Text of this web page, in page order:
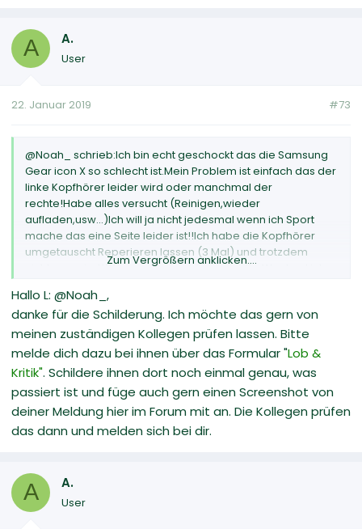
A A.
User
22. Januar 2019 #73
@Noah_ schrieb:Ich bin echt geschockt das die Samsung
Gear icon X so schlecht ist.Mein Problem ist einfach das der
linke Kopfhörer leider wird oder manchmal der
rechte!Habe alles versucht (Reinigen,wieder
aufladen,usw...)Ich will ja nicht jedesmal wenn ich Sport
mache das eine Seite leider ist!!Ich habe die Kopfhörer
umgetauscht Reperieren lassen (3 Mal) und trotzdem
nichts passiert!(Wenn es keine Lösung gibt's, Wechsel ich
Zum Vergrößern anklicken....
Hallo L: @Noah_,
danke für die Schilderung. Ich möchte das gern von
meinen zuständigen Kollegen prüfen lassen. Bitte
melde dich dazu bei ihnen über das Formular "Lob &
Kritik". Schildere ihnen dort noch einmal genau, was
passiert ist und füge auch gern einen Screenshot von
deiner Meldung hier im Forum mit an. Die Kollegen prüfen
das dann und melden sich bei dir.
A A.
User